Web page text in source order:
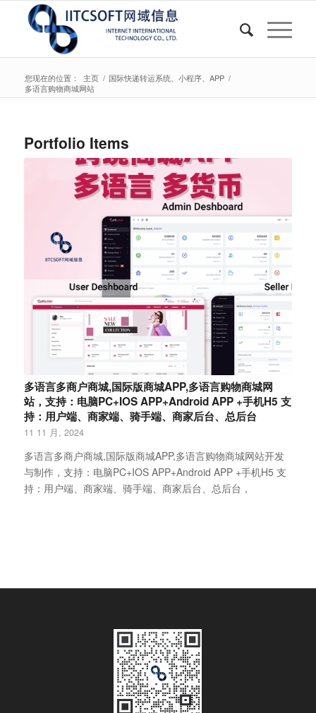
您现在的位置： 主页 / 国际快递转运系统、小程序、APP /
多语言购物商城网站
Portfolio Items
多语言多商户商城,国际版商城APP,多语言购物商城网
站，支持：电脑PC+IOS APP+Android APP +手机H5 支
持：用户端、商家端、骑手端、商家后台、总后台
11 11 月, 2024
多语言多商户商城,国际版商城APP,多语言购物商城网站开发
与制作，支持：电脑PC+IOS APP+Android APP +手机H5 支
持：用户端、商家端、骑手端、商家后台、总后台，